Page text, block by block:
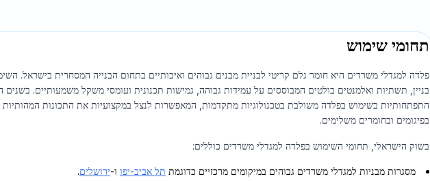
תחומי שימוש
פלדה למגדלי משרדים היא חומר גלם קריטי לבניית מבנים גבוהים ואיכותיים בתחום הבנייה המסחרית בישראל.
בניין, תשתיות ואלמנטים בולטים המבוססים על עמידות גבוהה, גמישות תכנונית ועומסי משקל משמעותיים. בשנים
התפתחותיות בשימוש בפלדה משולבת בטכנולוגיות מתקדמות, המאפשרות לנצל במקצועיות את התכונות
בפיגומים ובחומרים משלימים.
בשוק הישראלי, תחומי השימוש בפלדה למגדלי משרדים כוללים:
מסגרות מבניות למגדלי משרדים גבוהים במיקומים מרכזיים כדוגמת תל אביב-יפו ו-ירושלים.